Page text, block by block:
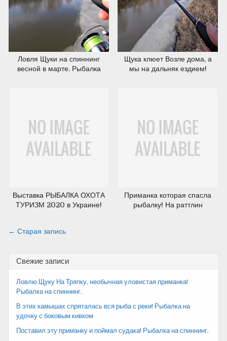
Ловля Щуки на спиннинг
весной в марте. Рыбалка
Щука клюет Возле дома, а
мы на дальняк ездием!
06.03.2020
Выставка РЫБАЛКА ОХОТА
ТУРИЗМ 2020 в Украине!
29.02.2020
Приманка которая спасла
рыбалку! На раттлин
Навигация
записям
← Старая запись
Свежие записи
Ловлю Щуку На Тряпку, необычная уловистая приманка!
Рыбалка на спиннинг.
В этих камышах спряталась вся рыба с реки! Рыбалка на
удочку с боковым кивком
Поставил эту приманку и поймал судака! Рыбалка на спиннинг.